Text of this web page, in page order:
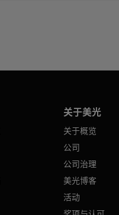
关于美光
关于概览
公司
公司治理
美光博客
活动